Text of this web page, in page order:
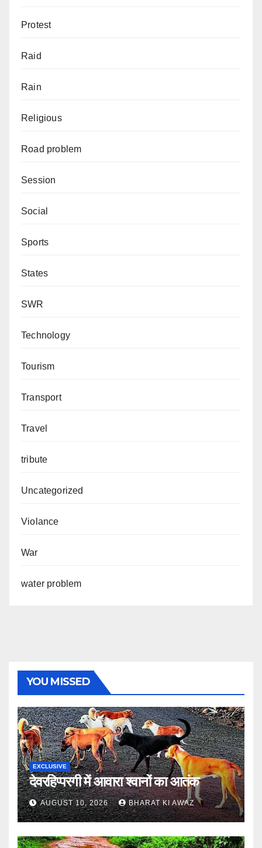
Protest
Raid
Rain
Religious
Road problem
Session
Social
Sports
States
SWR
Technology
Tourism
Transport
Travel
tribute
Uncategorized
Violance
War
water problem
YOU MISSED
EXCLUSIVE
देवरहिप्परगी में आवारा श्वानों का आतंक
AUGUST 10, 2026 BHARAT KI AWAZ